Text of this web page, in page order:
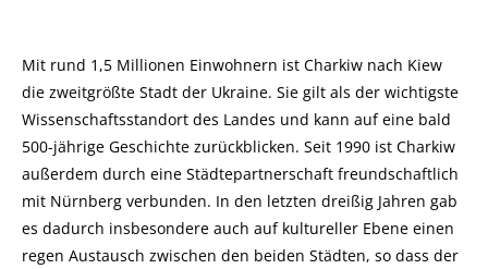
Mit rund 1,5 Millionen Einwohnern ist Charkiw nach Kiew
die zweitgrößte Stadt der Ukraine. Sie gilt als der wichtigste
Wissenschaftsstandort des Landes und kann auf eine bald
500-jährige Geschichte zurückblicken. Seit 1990 ist Charkiw
außerdem durch eine Städtepartnerschaft freundschaftlich
mit Nürnberg verbunden. In den letzten dreißig Jahren gab
es dadurch insbesondere auch auf kultureller Ebene einen
regen Austausch zwischen den beiden Städten, so dass der